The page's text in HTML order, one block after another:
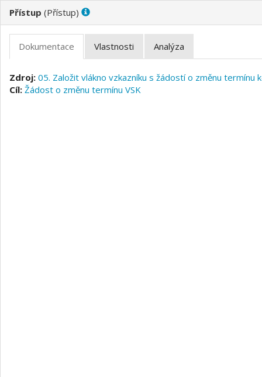
( )
05. Založit vlákno vzkazníku s žádostí o změnu termínu
Žádost o změnu termínu VSK